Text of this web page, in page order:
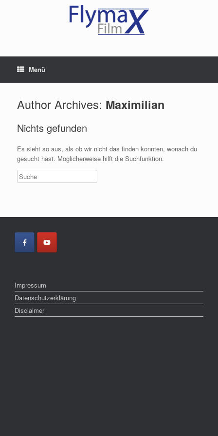
Menü
Author Archives: Maximilian
Nichts gefunden
Es sieht so aus, als ob wir nicht das finden konnten, wonach du
gesucht hast. Möglicherweise hilft die Suchfunktion.
Impressum
Datenschutzerklärung
Disclaimer